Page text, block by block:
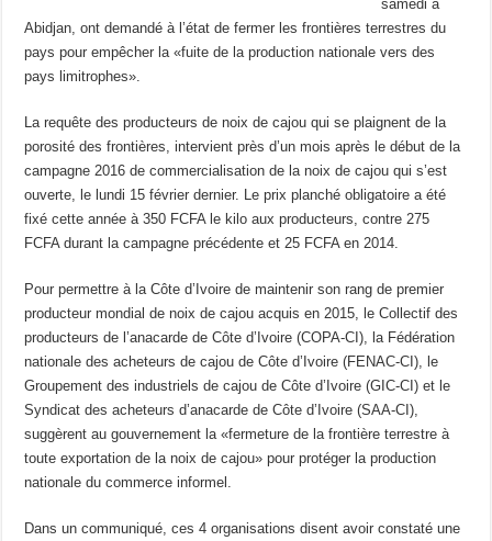
samedi à
Abidjan, ont demandé à l’état de fermer les frontières terrestres du
pays pour empêcher la «fuite de la production nationale vers des
pays limitrophes».
La requête des producteurs de noix de cajou qui se plaignent de la
porosité des frontières, intervient près d’un mois après le début de la
campagne 2016 de commercialisation de la noix de cajou qui s’est
ouverte, le lundi 15 février dernier. Le prix planchéobligatoirea été
fixé cette année à 350 FCFA le kilo aux producteurs, contre 275
FCFAdurant lacampagneprécédenteet 25 FCFA en 2014.
Pour permettre à la Côte d’Ivoire de maintenir son rang de premier
producteur mondial de noix de cajou acquis en 2015, le Collectif des
producteurs de l’anacarde de Côte d’Ivoire (COPA-CI), la Fédération
nationale des acheteurs de cajou de Côte d’Ivoire (FENAC-CI), le
Groupement des industriels de cajou de Côte d’Ivoire (GIC-CI) et le
Syndicat des acheteurs d’anacarde de Côte d’Ivoire (SAA-CI),
suggèrent au gouvernement la «fermeture de la frontière terrestre à
toute exportation de la noix de cajou» pour protéger la production
nationale du commerce informel.
Dans un communiqué, ces 4 organisations disent avoir constaté une